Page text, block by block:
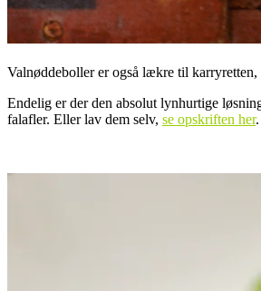
Valnøddeboller er også lækre til karryretten,
Endelig er der den absolut lynhurtige
falafler. Eller lav dem selv, se opskriften her.